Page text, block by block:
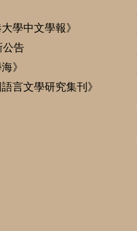
大學中文學報》
公告
》
語言文學研究集刊》